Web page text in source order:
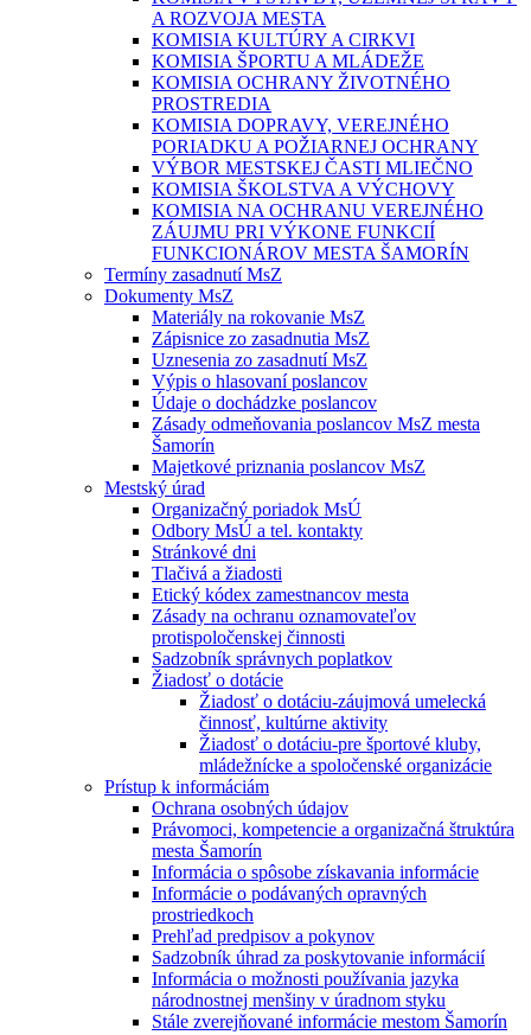
A ROZVOJA MESTA
KOMISIA KULTÚRY A CIRKVI
KOMISIA ŠPORTU A MLÁDEŽE
KOMISIA OCHRANY ŽIVOTNÉHO
PROSTREDIA
KOMISIA DOPRAVY, VEREJNÉHO
PORIADKU A POŽIARNEJ OCHRANY
VÝBOR MESTSKEJ ČASTI MLIEČNO
KOMISIA ŠKOLSTVA A VÝCHOVY
KOMISIA NA OCHRANU VEREJNÉHO
ZÁUJMU PRI VÝKONE FUNKCIÍ
FUNKCIONÁROV MESTA ŠAMORÍN
Termíny zasadnutí MsZ
Dokumenty MsZ
Materiály na rokovanie MsZ
Zápisnice zo zasadnutia MsZ
Uznesenia zo zasadnutí MsZ
Výpis o hlasovaní poslancov
Údaje o dochádzke poslancov
Zásady odmeňovania poslancov MsZ mesta
Šamorín
Majetkové priznania poslancov MsZ
Mestský úrad
Organizačný poriadok MsÚ
Odbory MsÚ a tel. kontakty
Stránkové dni
Tlačivá a žiadosti
Etický kódex zamestnancov mesta
Zásady na ochranu oznamovateľov
protispoločenskej činnosti
Sadzobník správnych poplatkov
Žiadosť o dotácie
Žiadosť o dotáciu-záujmová umelecká
činnosť, kultúrne aktivity
Žiadosť o dotáciu-pre športové kluby,
mládežnícke a spoločenské organizácie
Prístup k informáciám
Ochrana osobných údajov
Právomoci, kompetencie a organizačná štruktúra
mesta Šamorín
Informácia o spôsobe získavania informácie
Informácie o podávaných opravných
prostriedkoch
Prehľad predpisov a pokynov
Sadzobník úhrad za poskytovanie informácií
Informácia o možnosti používania jazyka
národnostnej menšiny v úradnom styku
Stále zverejňované informácie mestom Šamorín